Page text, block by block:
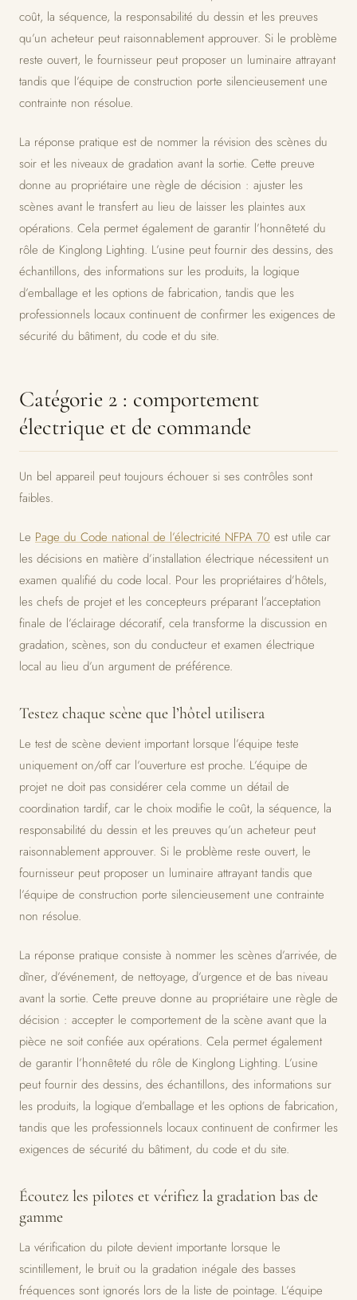
coût, la séquence, la responsabilité du dessin et les preuves
qu’un acheteur peut raisonnablement approuver. Si le problème
reste ouvert, le fournisseur peut proposer un luminaire attrayant
tandis que l’équipe de construction porte silencieusement une
contrainte non résolue.
La réponse pratique est de nommer la révision des scènes du
soir et les niveaux de gradation avant la sortie. Cette preuve
donne au propriétaire une règle de décision : ajuster les
scènes avant le transfert au lieu de laisser les plaintes aux
opérations. Cela permet également de garantir l’honnêteté du
rôle de Kinglong Lighting. L’usine peut fournir des dessins, des
échantillons, des informations sur les produits, la logique
d’emballage et les options de fabrication, tandis que les
professionnels locaux continuent de confirmer les exigences de
sécurité du bâtiment, du code et du site.
Catégorie 2 : comportement
électrique et de commande
Un bel appareil peut toujours échouer si ses contrôles sont
faibles.
Le Page du Code national de l’électricité NFPA 70 est utile car
les décisions en matière d’installation électrique nécessitent un
examen qualifié du code local. Pour les propriétaires d’hôtels,
les chefs de projet et les concepteurs préparant l’acceptation
finale de l’éclairage décoratif, cela transforme la discussion en
gradation, scènes, son du conducteur et examen électrique
local au lieu d’un argument de préférence.
Testez chaque scène que l’hôtel utilisera
Le test de scène devient important lorsque l’équipe teste
uniquement on/off car l’ouverture est proche. L’équipe de
projet ne doit pas considérer cela comme un détail de
coordination tardif, car le choix modifie le coût, la séquence, la
responsabilité du dessin et les preuves qu’un acheteur peut
raisonnablement approuver. Si le problème reste ouvert, le
fournisseur peut proposer un luminaire attrayant tandis que
l’équipe de construction porte silencieusement une contrainte
non résolue.
La réponse pratique consiste à nommer les scènes d’arrivée, de
dîner, d’événement, de nettoyage, d’urgence et de bas niveau
avant la sortie. Cette preuve donne au propriétaire une règle de
décision : accepter le comportement de la scène avant que la
pièce ne soit confiée aux opérations. Cela permet également
de garantir l’honnêteté du rôle de Kinglong Lighting. L’usine
peut fournir des dessins, des échantillons, des informations sur
les produits, la logique d’emballage et les options de fabrication,
tandis que les professionnels locaux continuent de confirmer les
exigences de sécurité du bâtiment, du code et du site.
Écoutez les pilotes et vérifiez la gradation bas de
gamme
La vérification du pilote devient importante lorsque le
scintillement, le bruit ou la gradation inégale des basses
fréquences sont ignorés lors de la liste de pointage. L’équipe